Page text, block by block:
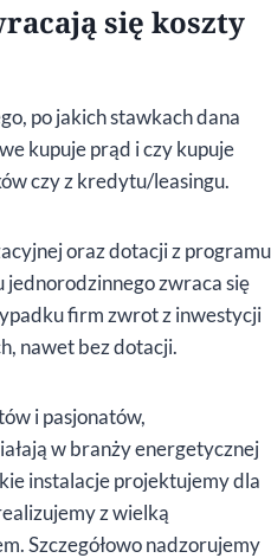
się koszty
po jakich stawkach dana
kupuje prąd i czy kupuje
czy z kredytu/leasingu.
oraz dotacji z programu
jednorodzinnego zwraca się
firm zwrot z inwestycji
nawet bez dotacji.
i pasjonatów,
w branży energetycznej
instalacje projektujemy dla
z wielką
Szczegółowo nadzorujemy